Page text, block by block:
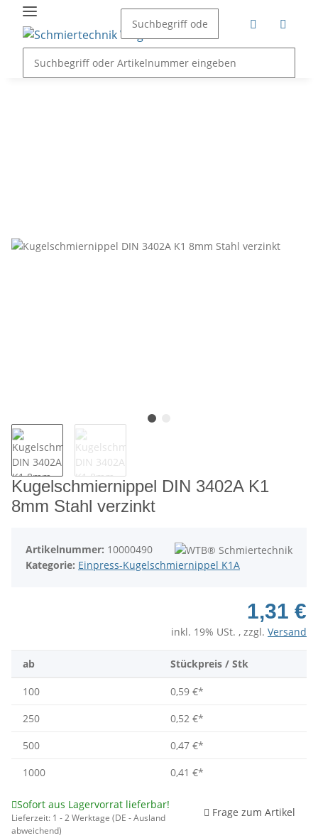
Kugelschmiernippel DIN 3402A K1
8mm Stahl verzinkt
Artikelnummer: 10000490
Kategorie: Einpress-Kugelschmiernippel K1A
1,31 €
inkl. 19% USt. , zzgl. Versand
ab Stückpreis / Stk
100 0,59 €*
250
0,52 €*
500
0,47 €*
1000
0,41 €*
Sofort aus Lagervorrat lieferbar!
Lieferzeit: 1 - 2 Werktage (DE - Ausland
abweichend)
Frage zum Artikel